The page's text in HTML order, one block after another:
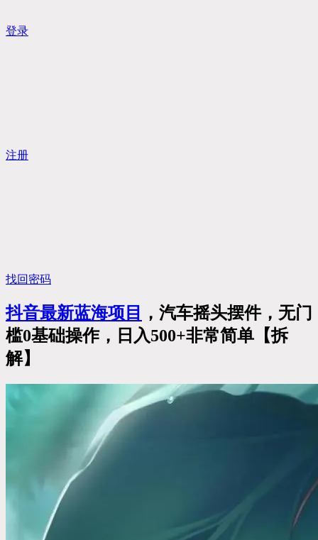
登录
注册
找回密码
抖音最新蓝海项目
，汽车摇头摆件，无门
槛0基础操作，日入500+非常简单【拆
解】